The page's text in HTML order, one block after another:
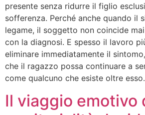
presente senza ridurre il figlio
sofferenza. Perché anche quando il
legame, il soggetto non coincide
con la diagnosi. E spesso il lavoro
eliminare immediatamente il
che il ragazzo possa continuare a
come qualcuno che esiste oltre esso.
Il viaggio emotivo